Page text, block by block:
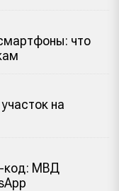
что
на
код: МВД